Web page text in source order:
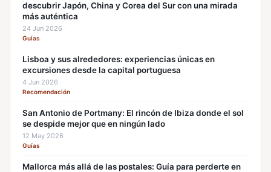
descubrir Japón, China y Corea del Sur con una mirada
más auténtica
24 Jun 2026 ·
Guías
Lisboa y sus alrededores: experiencias únicas en
excursiones desde la capital portuguesa
4 Jun 2026 ·
Recomendación
San Antonio de Portmany: El rincón de Ibiza donde el sol
se despide mejor que en ningún lado
12 May 2026 ·
Guías
Mallorca más allá de las postales: Guía para perderte en